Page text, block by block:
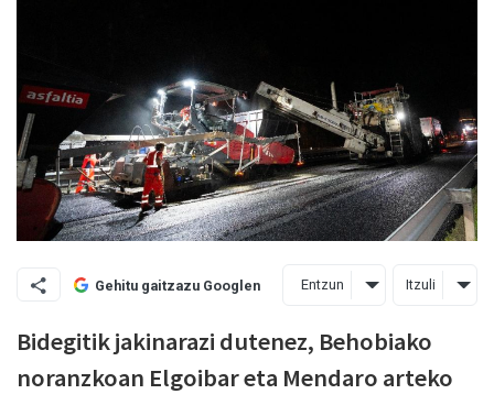
Gehitu gaitzazu Googlen Entzun Itzuli
Bidegitik jakinarazi dutenez, Behobiako
noranzkoan Elgoibar eta Mendaro arteko